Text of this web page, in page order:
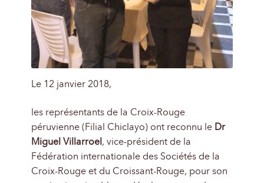
Le 12 janvier 2018,
les représentants de la Croix-Rouge
péruvienne (Filial Chiclayo) ont reconnu le Dr
Miguel Villarroel , vice-président de la
Fédération internationale des Sociétés de la
Croix-Rouge et du Croissant-Rouge, pour son